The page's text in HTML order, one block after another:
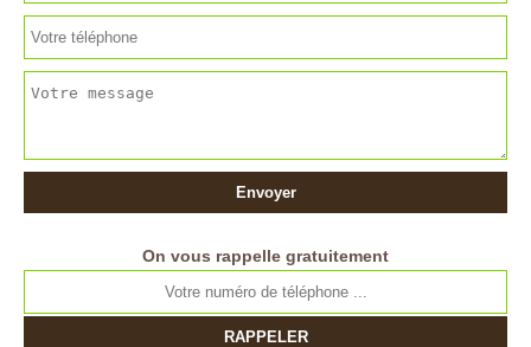
On vous rappelle gratuitement